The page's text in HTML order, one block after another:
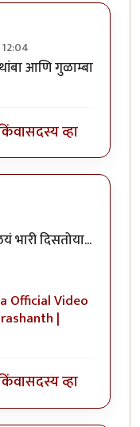
आणि गुळाम्बा
सदस्य व्हा
भारी दिसतोया...
Official Video
|
सदस्य व्हा